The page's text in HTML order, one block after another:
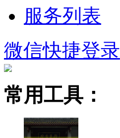
服务列表
微信快捷登录
常用工具：